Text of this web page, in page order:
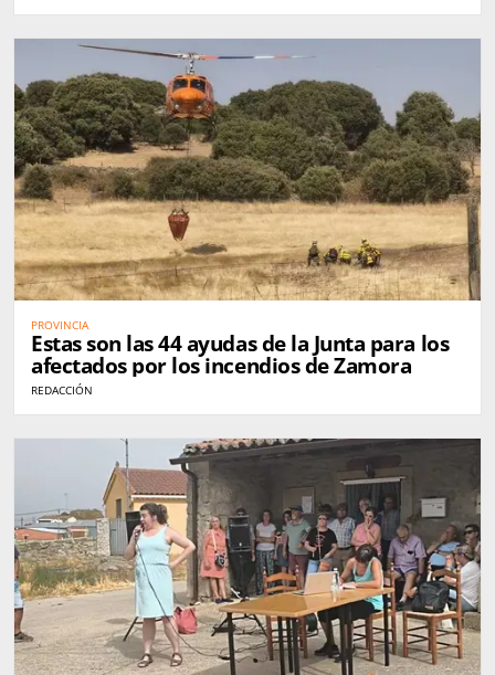
PROVINCIA
Estas son las 44 ayudas de la Junta para los
afectados por los incendios de Zamora
REDACCIÓN